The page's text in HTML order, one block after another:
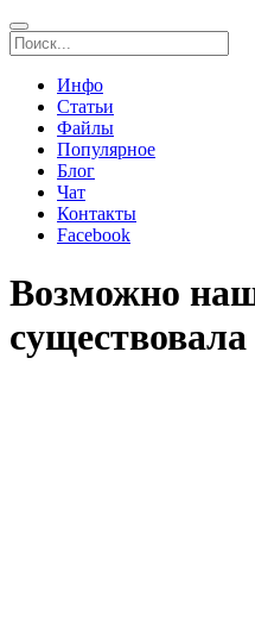
Инфо
Статьи
Файлы
Популярное
Блог
Чат
Контакты
Facebook
Возможно
существовала